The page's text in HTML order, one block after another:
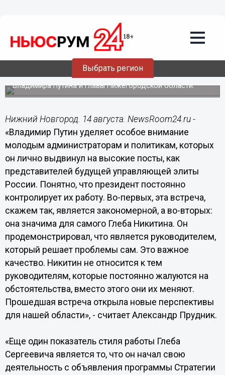
Выбрать регион
руководителям, которые жалуются на
обстоятельства, он их меняет, —
Политолог Александр Прудник прокомментировал
прошедшую в Ново-Огареве встречу президента России
Владимира Путина и главы Нижегородской области.
Нижний Новгород. 14 августа. NewsRoom24.ru -
«Владимир Путин уделяет особое внимание
молодым администраторам и политикам, которых
он лично выдвинул на высокие посты, как
представителей будущей управляющей элиты
России. Понятно, что президент постоянно
контролирует их работу. Во-первых, эта встреча,
скажем так, является закономерной, а во-вторых:
она значима для самого Глеба Никитина. Он
продемонстрировал, что является руководителем,
который решает проблемы сам. Это важное
качество. Никитин не относится к тем
руководителям, которые постоянно жалуются на
обстоятельства, вместо этого они их меняют.
Прошедшая встреча открыла новые перспективы
для нашей области», - считает Александр Прудник.
«Еще один показатель стиля работы Глеба
Сергеевича является то, что он начал свою
деятельность с объявления программы Стратегии